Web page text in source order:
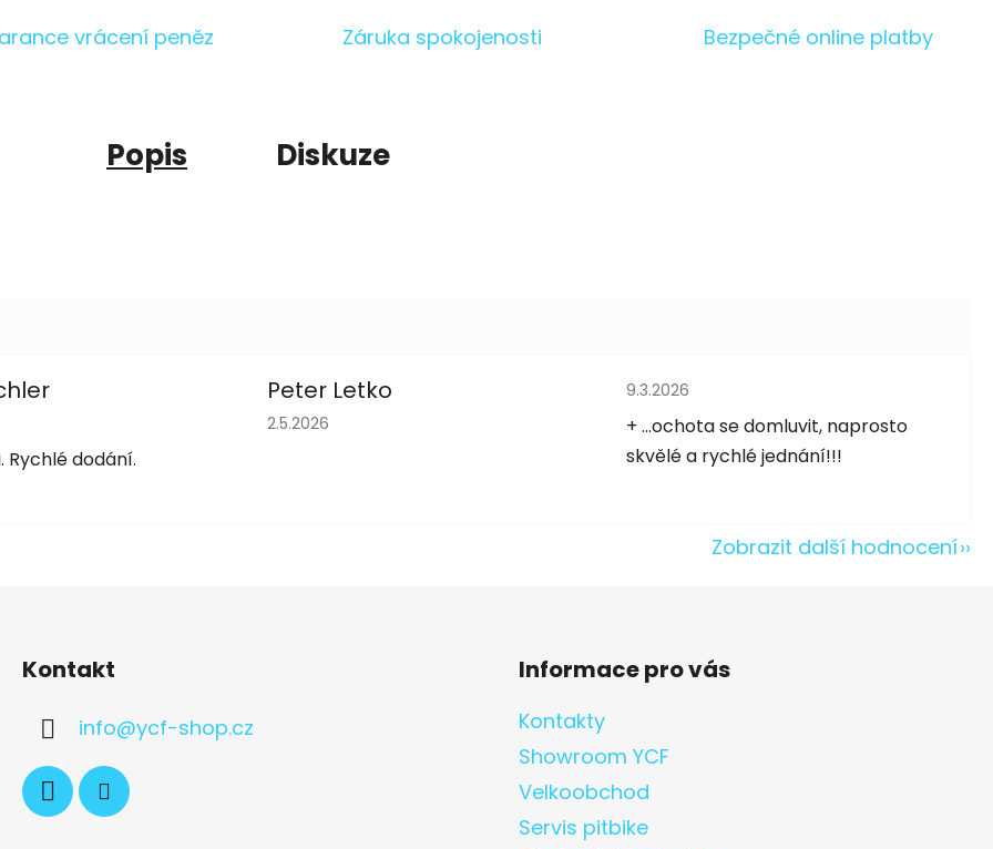
vrácení peněz Záruka spokojenosti Bezpečné online platby
Popis Diskuze
je 5 z 5 hvězdiček.
Rychlé dodání.
Peter Letko
Hodnocení obchodu je 5 z 5 hvězdiček.
2.5.2026
Hodnocení obchodu je 5 z 5 hvězdiček.
9.3.2026
+ ...ochota se domluvit, naprosto
skvělé a rychlé jednání!!!
Zobrazit další hodnocení
Kontakt
info@ycf-shop.cz
Informace pro vás
Kontakty
Showroom YCF
Velkoobchod
Servis pitbike